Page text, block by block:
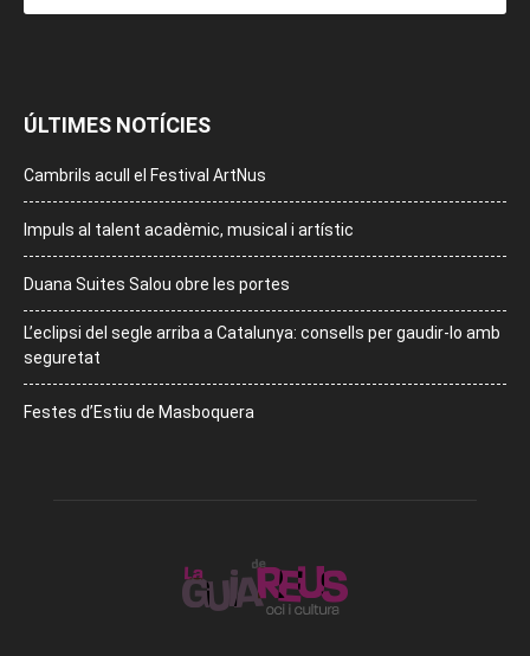
ÚLTIMES NOTÍCIES
Cambrils acull el Festival ArtNus
Impuls al talent acadèmic, musical i artístic
Duana Suites Salou obre les portes
L’eclipsi del segle arriba a Catalunya: consells per gaudir-lo amb
seguretat
Festes d’Estiu de Masboquera